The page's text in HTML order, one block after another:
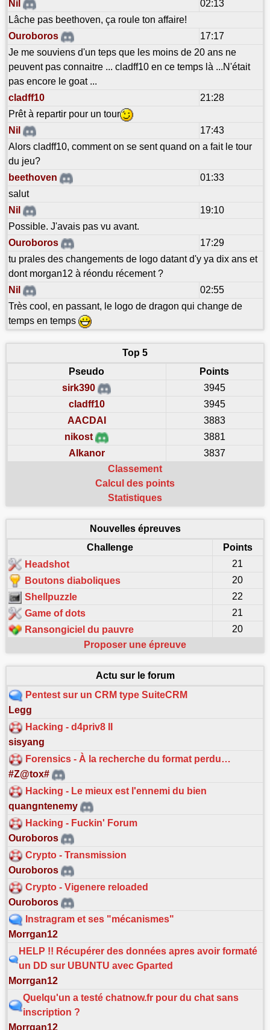
Nil
02:13
Lâche pas beethoven, ça roule ton affaire!
Ouroboros
17:17
Je me souviens d'un teps que les moins de 20 ans ne
peuvent pas connaitre ... cladff10 en ce temps là ...N'était
pas encore le goat ...
cladff10
21:28
Prêt à repartir pour un tour
Nil
17:43
Alors cladff10, comment on se sent quand on a fait le tour
du jeu?
beethoven
01:33
salut
Nil
19:10
Possible. J'avais pas vu avant.
Ouroboros
17:29
tu prales des changements de logo datant d'y ya dix ans et
dont morgan12 à réondu récement ?
Nil
02:55
Très cool, en passant, le logo de dragon qui change de
temps en temps
Top 5
Pseudo
Points
sirk390
3945
cladff10
3945
AACDAI
3883
nikost
3881
Alkanor
3837
Classement
Calcul des points
Statistiques
Nouvelles épreuves
Challenge
Points
Headshot
21
Boutons diaboliques
20
Shellpuzzle
22
Game of dots
21
Ransongiciel du pauvre
20
Proposer une épreuve
Actu sur le forum
Pentest sur un CRM type SuiteCRM
Legg
Hacking - d4priv8 II
sisyang
Forensics - À la recherche du format perdu…
#Z@tox#
Hacking - Le mieux est l'ennemi du bien
quangntenemy
Hacking - Fuckin' Forum
Ouroboros
Crypto - Transmission
Ouroboros
Crypto - Vigenere reloaded
Ouroboros
Instragram et ses "mécanismes"
Morrgan12
HELP !! Récupérer des données apres avoir formaté
un DD sur UBUNTU avec Gparted
Morrgan12
Quelqu'un a testé chatnow.fr pour du chat sans
inscription ?
Morrgan12